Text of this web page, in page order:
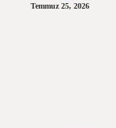
Temmuz 25, 2026